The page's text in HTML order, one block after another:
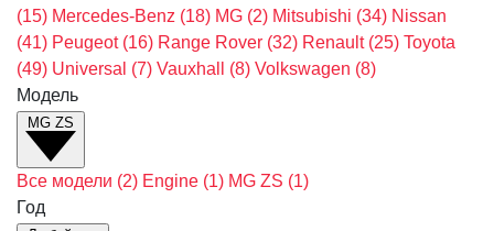
(15) Mercedes-Benz (18) MG (2) Mitsubishi (34) Nissan
(41) Peugeot (16) Range Rover (32) Renault (25) Toyota
(49) Universal (7) Vauxhall (8) Volkswagen (8)
Модель
MG ZS
Все модели (2) Engine (1) MG ZS (1)
Год